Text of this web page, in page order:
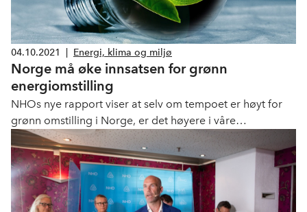
04.10.2021 Energi, klima og miljø
Norge må øke innsatsen for grønn
energiomstilling
NHOs nye rapport viser at selv om tempoet er høyt for
grønn omstilling i Norge, er det høyere i våre
konkurrentland. Til tross for forbedringer i
virkemiddelinnsatsen de siste årene, legger likevel ikke
norske rammevilkår til rette for industriell utvikling i den
skala som er nødvendig. Norge ligger i dag bak når det
gjelder innretting av rammebetingelser, både finansielle